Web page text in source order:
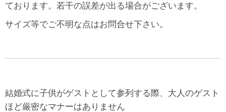
ております。若干の誤差が出る場合がございます。
サイズ等でご不明な点はお問合せ下さい。
結婚式に子供がゲストとして参列する際、大人のゲスト
ほど厳密なマナーはありません